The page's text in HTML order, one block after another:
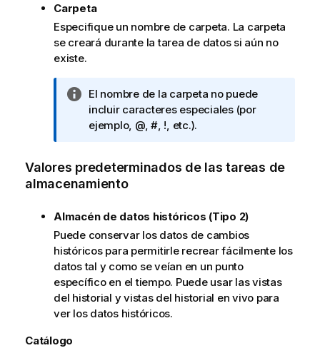
Carpeta
Especifique un nombre de carpeta. La carpeta
se creará durante la tarea de datos si aún no
existe.
N
o
t
n
f
r
m
a
t
i
v
a
El nombre de la carpeta no puede
incluir caracteres especiales (por
ejemplo, @, #, !, etc.).
Valores predeterminados de las tareas de
almacenamiento
Almacén de datos históricos (Tipo 2)
Puede conservar los datos de cambios
históricos para permitirle recrear fácilmente los
datos tal y como se veían en un punto
específico en el tiempo. Puede usar las vistas
del historial y vistas del historial en vivo para
ver los datos históricos.
Catálogo